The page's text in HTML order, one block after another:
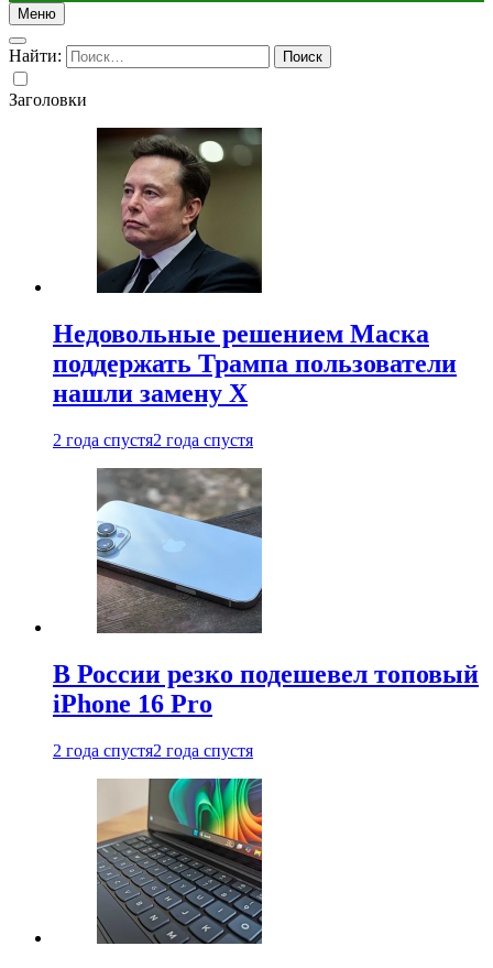
Меню
Найти:
Заголовки
Недовольные решением Маска
поддержать Трампа пользователи
нашли замену X
2 года спустя2 года спустя
В России резко подешевел топовый
iPhone 16 Pro
2 года спустя2 года спустя